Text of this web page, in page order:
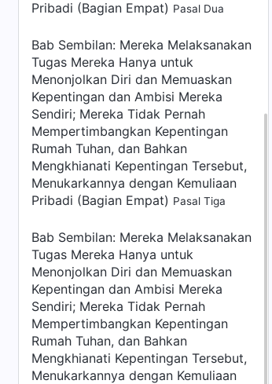
Pribadi (Bagian Empat) Pasal Dua
Bab Sembilan: Mereka Melaksanakan
Tugas Mereka Hanya untuk
Menonjolkan Diri dan Memuaskan
Kepentingan dan Ambisi Mereka
Sendiri; Mereka Tidak Pernah
Mempertimbangkan Kepentingan
Rumah Tuhan, dan Bahkan
Mengkhianati Kepentingan Tersebut,
Menukarkannya dengan Kemuliaan
Pribadi (Bagian Empat) Pasal Tiga
Bab Sembilan: Mereka Melaksanakan
Tugas Mereka Hanya untuk
Menonjolkan Diri dan Memuaskan
Kepentingan dan Ambisi Mereka
Sendiri; Mereka Tidak Pernah
Mempertimbangkan Kepentingan
Rumah Tuhan, dan Bahkan
Mengkhianati Kepentingan Tersebut,
Menukarkannya dengan Kemuliaan